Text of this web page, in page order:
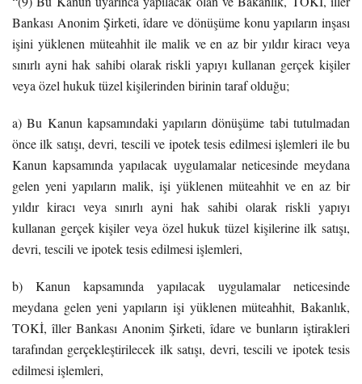
Bankası Anonim Şirketi, îdare ve dönüşüme konu yapıların inşası
işini yüklenen müteahhit ile malik ve en az bir yıldır kiracı veya
sınırlı ayni hak sahibi olarak riskli yapıyı kullanan gerçek kişiler
veya özel hukuk tüzel kişilerinden birinin taraf olduğu;
a) Bu Kanun kapsamındaki yapıların dönüşüme tabi tutulmadan
önce ilk satışı, devri, tescili ve ipotek tesis edilmesi işlemleri ile bu
Kanun kapsamında yapılacak uygulamalar neticesinde meydana
gelen yeni yapıların malik, işi yüklenen müteahhit ve en az bir
yıldır kiracı veya sınırlı ayni hak sahibi olarak riskli yapıyı
kullanan gerçek kişiler veya özel hukuk tüzel kişilerine ilk satışı,
devri, tescili ve ipotek tesis edilmesi işlemleri,
b) Kanun kapsamında yapılacak uygulamalar neticesinde
meydana gelen yeni yapıların işi yüklenen müteahhit, Bakanlık,
TOKİ, îller Bankası Anonim Şirketi, îdare ve bunların iştirakleri
tarafından gerçekleştirilecek ilk satışı, devri, tescili ve ipotek tesis
edilmesi işlemleri,